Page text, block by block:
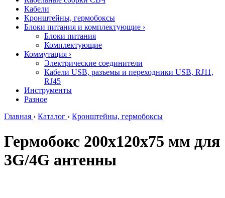
Кабели
Кронштейны, гермобоксы
Блоки питания и комплектующие ›
Блоки питания
Комплектующие
Коммутация ›
Электрические соединители
Кабели USB, разъемы и переходники USB, RJ11,
RJ45
Инструменты
Разное
Главная › Каталог › Кронштейны, гермобоксы
Гермобокс 200х120х75 мм для
3G/4G антенны